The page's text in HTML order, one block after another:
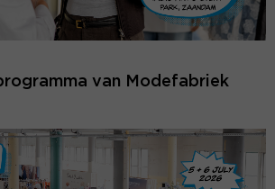
van Modefabriek